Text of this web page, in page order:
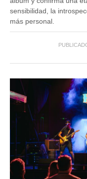
sensibilidad, la
más personal.